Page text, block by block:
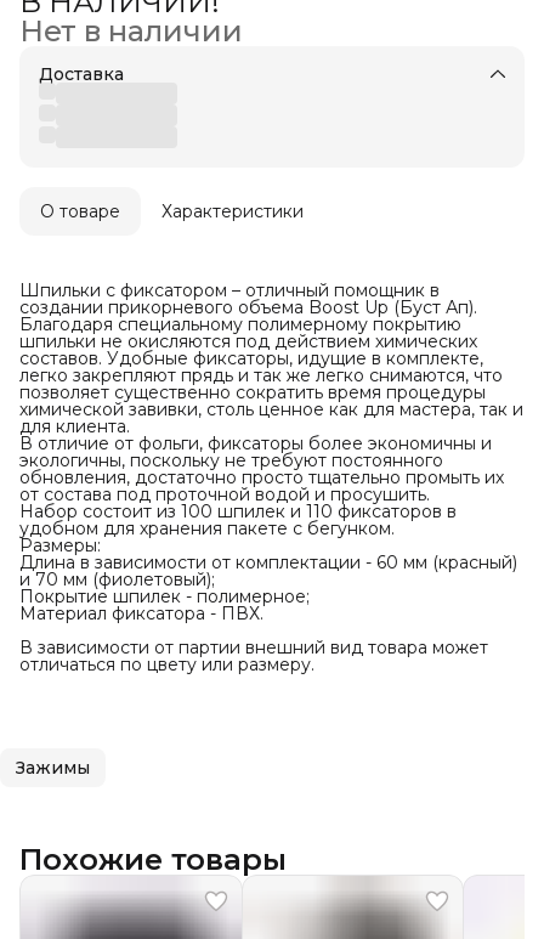
Нет в наличии
Доставка
О товаре Характеристики
Шпильки с фиксатором – отличный помощник в
создании прикорневого объема Boost Up (Буст Ап).
Благодаря специальному полимерному покрытию
шпильки не окисляются под действием химических
составов. Удобные фиксаторы, идущие в комплекте,
легко закрепляют прядь и так же легко снимаются, что
позволяет существенно сократить время процедуры
химической завивки, столь ценное как для мастера, так и
для клиента.
В отличие от фольги, фиксаторы более экономичны и
экологичны, поскольку не требуют постоянного
обновления, достаточно просто тщательно промыть их
от состава под проточной водой и просушить.
Набор состоит из 100 шпилек и 110 фиксаторов в
удобном для хранения пакете с бегунком.
Размеры:
Длина в зависимости от комплектации - 60 мм (красный)
и 70 мм (фиолетовый);
Покрытие шпилек - полимерное;
Материал фиксатора - ПВХ.
В зависимости от партии внешний вид товара может
отличаться по цвету или размеру.
Зажимы
Похожие товары